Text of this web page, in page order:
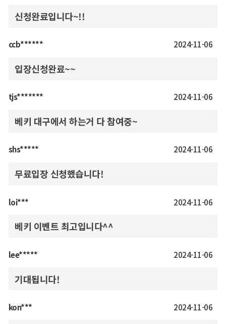
신청완료입니다~!!
ccb****** 2024-11-06
입장신청완료~~
tjs******* 2024-11-06
베키 대구에서 하는거 다 참여중~
shs***** 2024-11-06
무료입장 신청했습니다!
loi*** 2024-11-06
베키 이벤트 최고입니다^^
lee***** 2024-11-06
기대됩니다!
kon*** 2024-11-06